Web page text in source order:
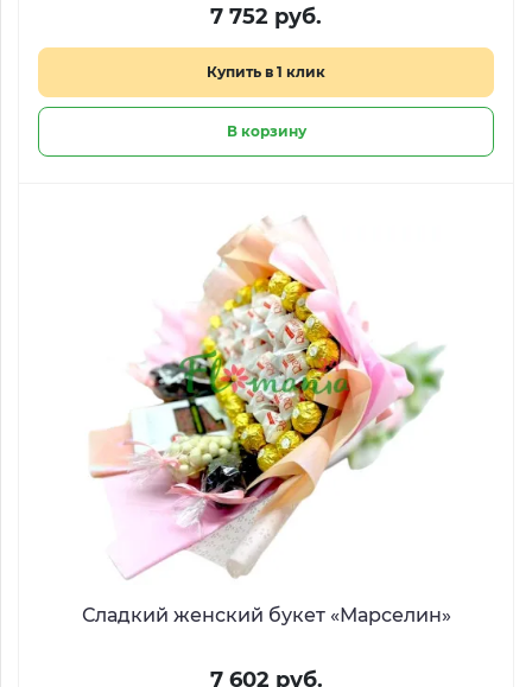
7 752 руб.
Купить в 1 клик
В корзину
Сладкий женский букет «Марселин»
7 602 руб.